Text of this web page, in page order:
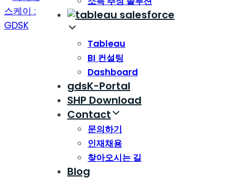
Tableau
BI 컨설팅
Dashboard
gdsK-Portal
SHP Download
Contact
문의하기
인재채용
찾아오시는 길
Blog